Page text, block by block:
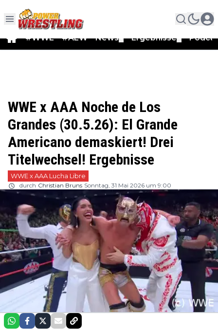
#WWE #AEW News Ergebnisse
WWE x AAA Noche de Los
Grandes (30.5.26): El Grande
Americano demaskiert! Drei
Titelwechsel! Ergebnisse
WWE x AAA Lucha Libre
durch Christian Bruns Sonntag, 31 Mai 2026 um 9:00